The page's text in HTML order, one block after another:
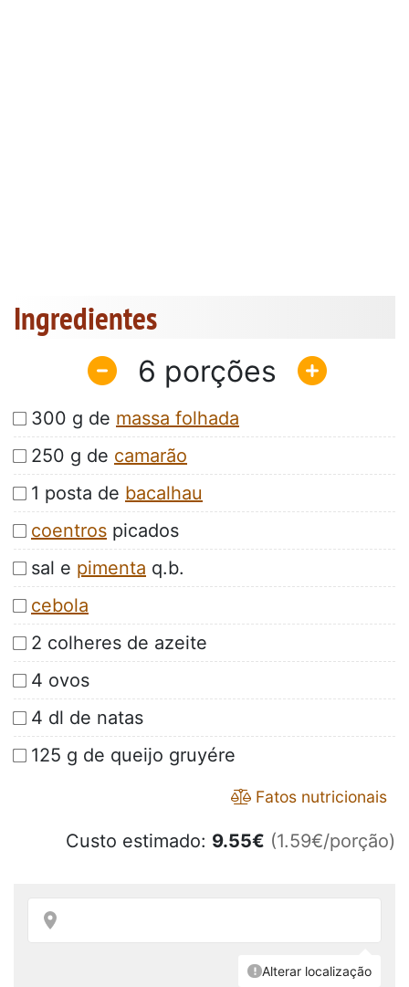
Ingredientes
6
300 g de massa folhada
250 g de camarão
1 posta de bacalhau
coentros picados
sal e pimenta q.b.
cebola
2 colheres de azeite
4 ovos
4 dl de natas
125 g de queijo gruyére
Fatos nutricionais
Custo estimado: 9.55€ (1.59€/porção)